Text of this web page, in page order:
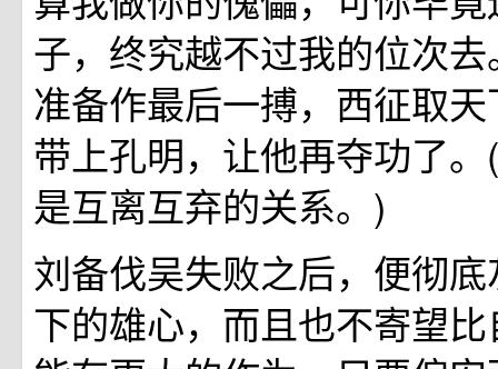
子，终究越不过我的位次
准备作最后一搏，西征取
带上孔明，让他再夺功了
是互离互弃的关系。)
刘备伐吴失败之后，便彻
下的雄心，而且也不寄望